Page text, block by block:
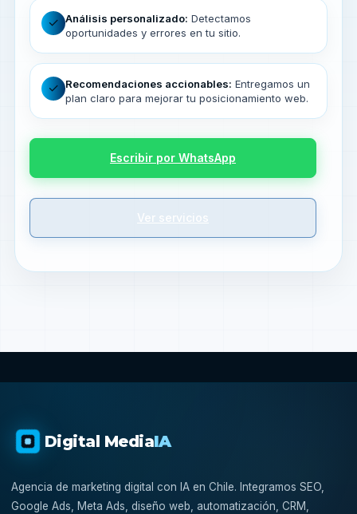
✓ Análisis personalizado: Detectamos
oportunidades y errores en tu sitio.
✓ Recomendaciones accionables: Entregamos un
plan claro para mejorar tu posicionamiento web.
Escribir por WhatsApp
Ver servicios
Digital MediaIA
Agencia de marketing digital con IA en Chile. Integramos SEO,
Google Ads, Meta Ads, diseño web, automatización, CRM,